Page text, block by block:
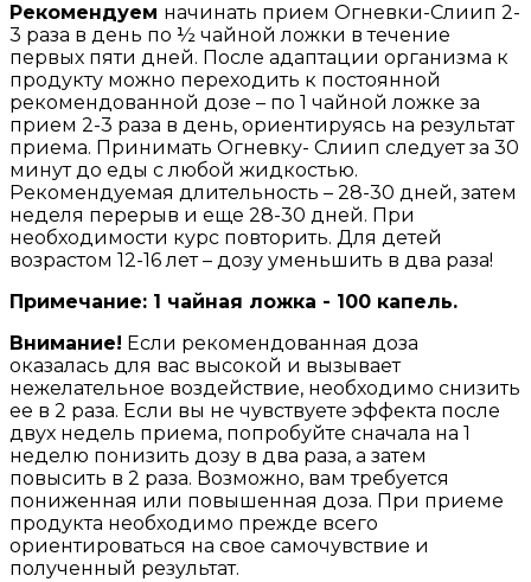
Рекомендуем начинать прием Огневки-Слиип 2-
3 раза в день по ½ чайной ложки в течение
первых пяти дней. После адаптации организма к
продукту можно переходить к постоянной
рекомендованной дозе – по 1 чайной ложке за
прием 2-3 раза в день, ориентируясь на результат
приема. Принимать Огневку- Слиип следует за 30
минут до еды с любой жидкостью.
Рекомендуемая длительность – 28-30 дней, затем
неделя перерыв и еще 28-30 дней. При
необходимости курс повторить. Для детей
возрастом 12-16 лет – дозу уменьшить в два раза!
Примечание: 1 чайная ложка - 100 капель.
Внимание! Если рекомендованная доза
оказалась для вас высокой и вызывает
нежелательное воздействие, необходимо снизить
ее в 2 раза. Если вы не чувствуете эффекта после
двух недель приема, попробуйте сначала на 1
неделю понизить дозу в два раза, а затем
повысить в 2 раза. Возможно, вам требуется
пониженная или повышенная доза. При приеме
продукта необходимо прежде всего
ориентироваться на свое самочувствие и
полученный результат.